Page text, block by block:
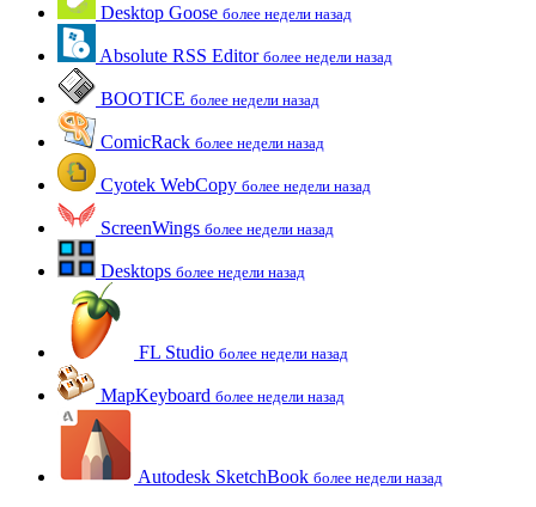
Desktop Goose более недели назад
Absolute RSS Editor более недели назад
BOOTICE более недели назад
ComicRack более недели назад
Cyotek WebCopy более недели назад
ScreenWings более недели назад
Desktops более недели назад
FL Studio более недели назад
MapKeyboard более недели назад
Autodesk SketchBook более недели назад